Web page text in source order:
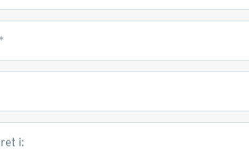
i: